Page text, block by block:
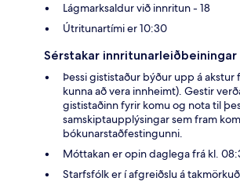
Lágmarksaldur við innritun - 18
Útritunartími er 10:30
Sérstakar innritunarleiðbeiningar
Þessi gististaður býður upp á akstur
kunna að vera innheimt). Gestir
gististaðinn fyrir komu og nota til
samskiptaupplýsingar sem fram
bókunarstaðfestingunni.
Móttakan er opin daglega frá kl.
Starfsfólk er í afgreiðslu á